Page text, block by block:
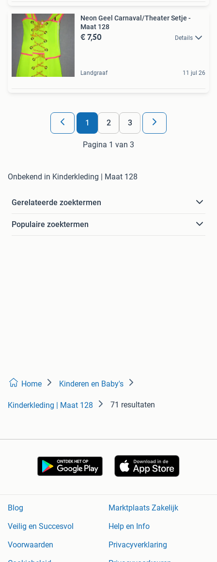
Neon Geel Carnaval/Theater Setje -
Maat 128
€ 7,50 Details
Landgraaf 11 jul 26
1 2 3
Pagina 1 van 3
Onbekend in Kinderkleding | Maat 128
Gerelateerde zoektermen
Populaire zoektermen
Home Kinderen en Baby's
Kinderkleding | Maat 128 71 resultaten
Blog
Marktplaats Zakelijk
Veilig en Succesvol
Help en Info
Voorwaarden
Privacyverklaring